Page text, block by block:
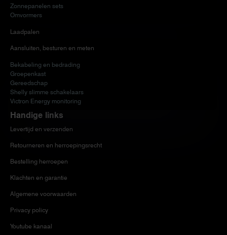
Zonnepanelen sets
Omvormers
Laadpalen
Aansluiten, besturen en meten
Bekabeling en bedrading
Groepenkast
Gereedschap
Shelly slimme schakelaars
Victron Energy monitoring
Handige links
Levertijd en verzenden
Retourneren en herroepingsrecht
Bestelling herroepen
Klachten en garantie
Algemene voorwaarden
Privacy policy
Youtube kanaal